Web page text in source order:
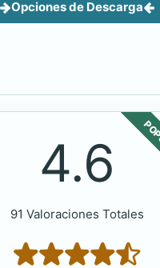
Opciones de Descarga
4.6
91 Valoraciones Totales